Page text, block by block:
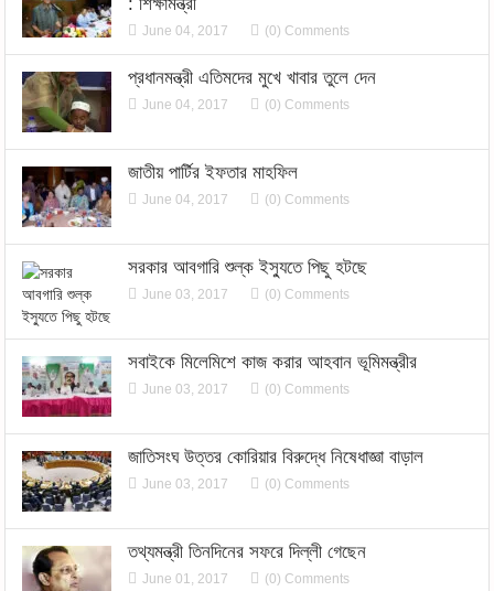
June 04, 2017 (0) Comments
প্রধানমন্ত্রী এতিমদের মুখে খাবার তুলে দেন
June 04, 2017 (0) Comments
জাতীয় পার্টির ইফতার মাহফিল
June 04, 2017 (0) Comments
সরকার আবগারি শুল্ক ইস্যুতে পিছু হটছে
June 03, 2017 (0) Comments
সবাইকে মিলেমিশে কাজ করার আহবান ভূমিমন্ত্রীর
June 03, 2017 (0) Comments
জাতিসংঘ উত্তর কোরিয়ার বিরুদ্ধে নিষেধাজ্ঞা বাড়াল
June 03, 2017 (0) Comments
তথ্যমন্ত্রী তিনদিনের সফরে দিল্লী গেছেন
June 01, 2017 (0) Comments